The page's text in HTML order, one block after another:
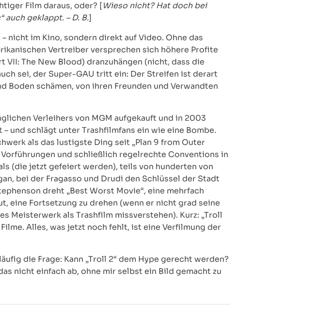
Film daraus, oder? [Wieso nicht? Hat doch bei
auch geklappt. – D. B.]
im Kino, sondern direkt auf Video. Ohne das
Vertreiber versprechen sich höhere Profite
VII: The New Blood) dranzuhängen (nicht, dass die
sei, der Super-GAU tritt ein: Der Streifen ist derart
Boden schämen, von ihren Freunden und Verwandten
Verleihers von MGM aufgekauft und in 2003
– und schlägt unter Trashfilmfans ein wie eine Bombe.
als das lustigste Ding seit „Plan 9 from Outer
und schließlich regelrechte Conventions in
(die jetzt gefeiert werden), teils von hunderten von
bei der Fragasso und Drudi den Schlüssel der Stadt
dreht „Best Worst Movie“, eine mehrfach
eine Fortsetzung zu drehen (wenn er nicht grad seine
Meisterwerk als Trashfilm missverstehen). Kurz: „Troll
Alles, was jetzt noch fehlt, ist eine Verfilmung der
die Frage: Kann „Troll 2“ dem Hype gerecht werden?
nicht einfach ab, ohne mir selbst ein Bild gemacht zu